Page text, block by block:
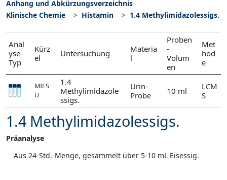
Anhang und Abkürzungsverzeichnis
Klinische Chemie
Histamin 1.4 Methylimidazolessigs.
Anal
yse-
Typ
Kürz
el
Untersuchung
Materia
l
Proben
-
Volum
en
Met
hod
e
MIES
U
1.4
Methylimidazole
ssigs.
Urin-
Probe
10 ml
LCM
S
1.4 Methylimidazolessigs.
Präanalyse
Aus 24-Std.-Menge, gesammelt über 5-10 mL Eisessig.